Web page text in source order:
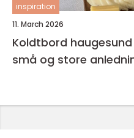
inspiration
11. March 2026
Koldtbord haugesund smakfull catering til
små og store